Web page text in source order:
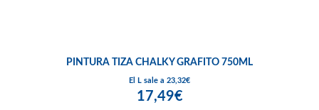
PINTURA TIZA CHALKY GRAFITO 750ML
El L sale a 23,32€
17,49€